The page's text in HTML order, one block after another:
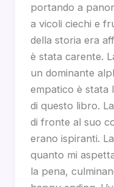
portando a
a vicoli ciechi e
della storia era
è stata carente.
un dominante
empatico è stata
di questo libro.
di fronte al suo
erano ispiranti.
quanto mi
la pena,